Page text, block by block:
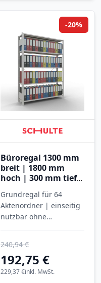
Büroregal 1300 mm
breit | 1800 mm
hoch | 300 mm tief |
Grundregal für 64
Aktenordner | einseitig
nutzbar ohne
192,75 €
240,94 €
-20%
inkl. MwSt.
229,37 €